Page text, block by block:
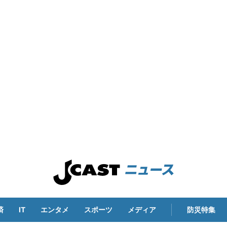
IT エンタメ スポーツ メディア 防災特集